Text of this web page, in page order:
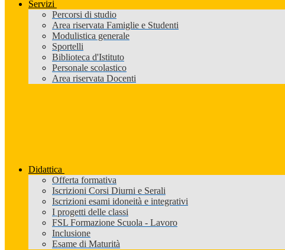
Servizi
Percorsi di studio
Area riservata Famiglie e Studenti
Modulistica generale
Sportelli
Biblioteca d'Istituto
Personale scolastico
Area riservata Docenti
Didattica
Offerta formativa
Iscrizioni Corsi Diurni e Serali
Iscrizioni esami idoneità e integrativi
I progetti delle classi
FSL Formazione Scuola - Lavoro
Inclusione
Esame di Maturità